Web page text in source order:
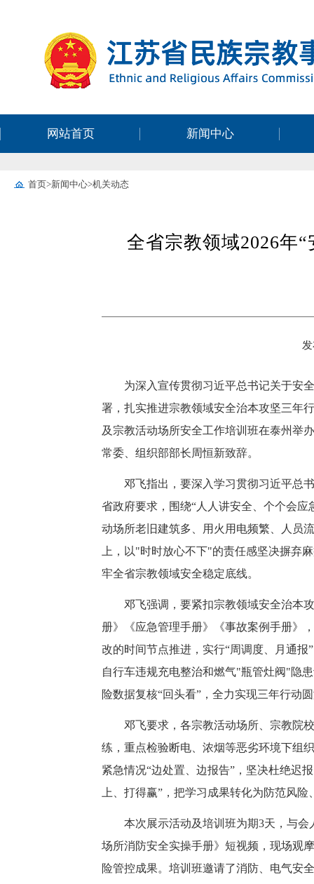
网站首页 新闻中心
首页>新闻中心>机关动态
全省宗教领域2026年
为深入宣传贯彻习近平总书记关于安
署，扎实推进宗教领域安全治本攻坚三年
及宗教活动场所安全工作培训班在泰州举
常委、组织部部长周恒新致辞。
邓飞指出，要深入学习贯彻习近平总
省政府要求，围绕“人人讲安全、个个会
动场所老旧建筑多、用火用电频繁、人员
上，以"时时放心不下"的责任感坚决摒弃
牢全省宗教领域安全稳定底线。
邓飞强调，要紧扣宗教领域安全治本
册》《应急管理手册》《事故案例手册》
改的时间节点推进，实行“周调度、月通
自行车违规充电整治和燃气"瓶管灶阀"隐
险数据复核“回头看”，全力实现三年行动
邓飞要求，各宗教活动场所、宗教院
练，重点检验断电、浓烟等恶劣环境下组
紧急情况“边处置、边报告”，坚决杜绝迟
上、打得赢”，把学习成果转化为防范风
本次展示活动及培训班为期3天，与
场所消防安全实操手册》短视频，现场观
险管控成果。培训班邀请了消防、电气安